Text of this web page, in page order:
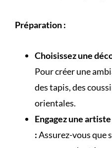
Préparation :
Choisissez une
Pour créer une
des tapis, des
orientales.
Engagez une
:Assurez-vous que